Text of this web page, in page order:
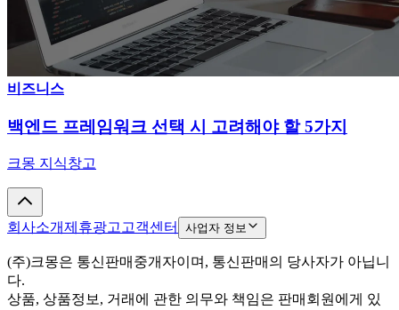
비즈니스
백엔드 프레임워크 선택 시 고려해야 할 5가지
크몽 지식창고
회사소개제휴광고 고객센터 사업자 정보
(주)크몽은 통신판매중개자이며, 통신판매의 당사자가 아닙니
다.
상품, 상품정보, 거래에 관한 의무와 책임은 판매회원에게 있